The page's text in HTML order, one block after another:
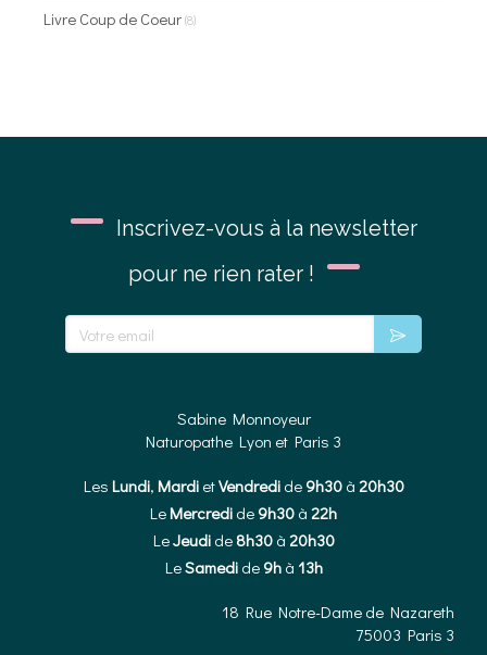
Livre Coup de Coeur(8)
Inscrivez-vous à la newsletter
pour ne rien rater !
Votre email
Sabine Monnoyeur
Naturopathe Lyon et Paris 3
Les Lundi, MardietVendredide 9h30à 20h30
Le Mercredi de 9h30 à 22h
LeJeudide 8h30à 20h30
LeSamedide 9hà 13h
18 Rue Notre-Dame de Nazareth
75003 Paris 3